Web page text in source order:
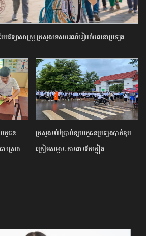
ែប​វិទ្យាសាស្ត្រ​ ក្រសួង​ទេសចរណ៍​រៀបចំ​ចលនា​ប្រឡង​
ខជន​
ាស្រេច​
ក្រសួង​អប់រំ​ប្រាប់​ឱ្យ​បេក្ខជន​ប្រឡង​បាក់ឌុប​
ត្រៀម​សម្ភារៈ​ការពារ​ទឹកភ្លៀង​